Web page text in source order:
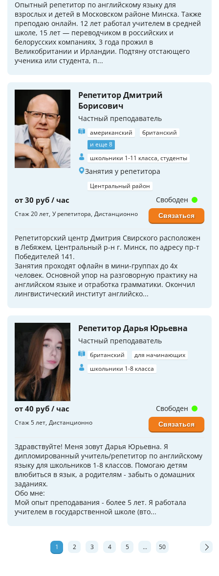
Опытный репетитор по английскому языку для
взрослых и детей в Московском районе Минска. Также
преподаю онлайн. 12 лет работал учителем в средней
школе, 15 лет — переводчиком в российских и
белорусских компаниях, 3 года прожил в
Великобритании и Ирландии. Подтяну отстающего
ученика или студента, п...
Репетитор Дмитрий
Борисович
Частный преподаватель
американский
британский
и еще 8
школьники 1-11 класса, студенты
Занятия у репетитора
Центральный район
от 30 руб / час
Стаж 20 лет У репетитора Дистанционно
Репетиторский центр Дмитрия Свирского расположен
в Лебяжем, Центральный р-н г. Минск, по адресу пр-т
Победителей 141.
Занятия проходят офлайн в мини-группах до 4х
человек. Основной упор на разговорную практику на
английском языке и отработка грамматики. Окончил
лингвистический институт английско...
Свободен
Связаться
Репетитор Дарья Юрьевна
Частный преподаватель
британский
для начинающих
школьники 1-8 класса
от 40 руб / час
Стаж 5 лет Дистанционно
Здравствуйте! Меня зовут Дарья Юрьевна. Я
дипломированный учитель/репетитор по английскому
языку для школьников 1-8 классов. Помогаю детям
влюбиться в язык, а родителям - забыть о домашних
заданиях.
Обо мне:
Мой опыт преподавания - более 5 лет. Я работала
учителем в государственной школе (вто...
Свободен
Связаться
1 2 3 4 5 ... 50